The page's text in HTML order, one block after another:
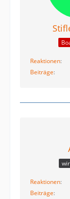
Reaktionen
Beiträge
Reaktionen
Beiträge